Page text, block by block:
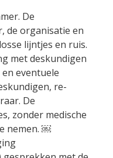
De
de organisatie en
lijntjes en ruis.
met deskundigen
eventuele
re-
De
zonder medische
nemen. ￼